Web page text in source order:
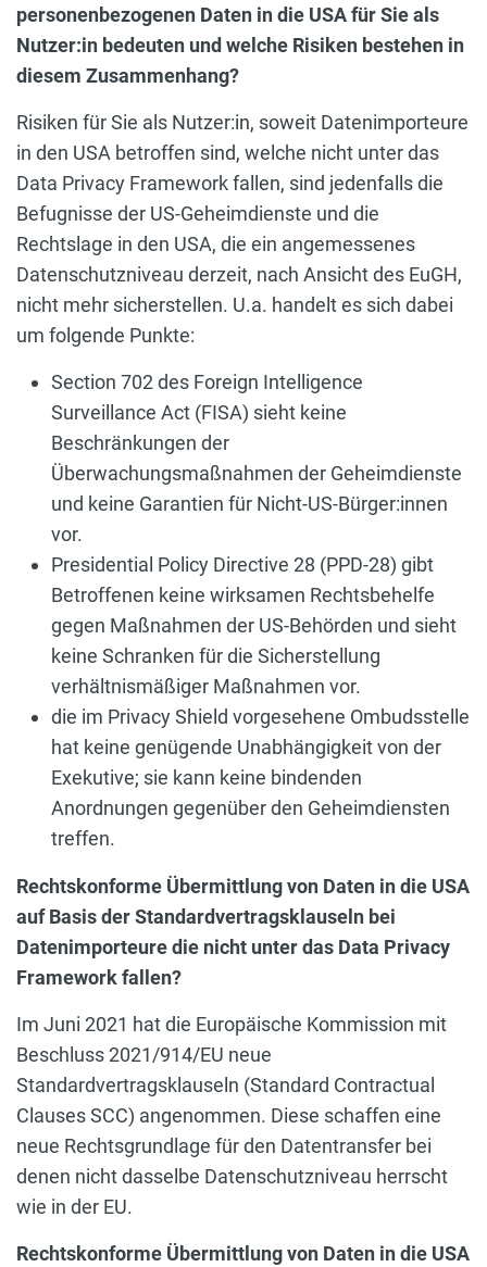
personenbezogenen Daten in die USA für Sie als
Nutzer:in bedeuten und welche Risiken bestehen in
diesem Zusammenhang?
Risiken für Sie als Nutzer:in, soweit Datenimporteure
in den USA betroffen sind, welche nicht unter das
Data Privacy Framework fallen, sind jedenfalls die
Befugnisse der US-Geheimdienste und die
Rechtslage in den USA, die ein angemessenes
Datenschutzniveau derzeit, nach Ansicht des EuGH,
nicht mehr sicherstellen. U.a. handelt es sich dabei
um folgende Punkte:
Section 702 des Foreign Intelligence
Surveillance Act (FISA) sieht keine
Beschränkungen der
Überwachungsmaßnahmen der Geheimdienste
und keine Garantien für Nicht-US-Bürger:innen
vor.
Presidential Policy Directive 28 (PPD-28) gibt
Betroffenen keine wirksamen Rechtsbehelfe
gegen Maßnahmen der US-Behörden und sieht
keine Schranken für die Sicherstellung
verhältnismäßiger Maßnahmen vor.
die im Privacy Shield vorgesehene Ombudsstelle
hat keine genügende Unabhängigkeit von der
Exekutive; sie kann keine bindenden
Anordnungen gegenüber den Geheimdiensten
treffen.
Rechtskonforme Übermittlung von Daten in die USA
auf Basis der Standardvertragsklauseln bei
Datenimporteure die nicht unter das Data Privacy
Framework fallen?
Im Juni 2021 hat die Europäische Kommission mit
Beschluss 2021/914/EU neue
Standardvertragsklauseln (Standard Contractual
Clauses SCC) angenommen. Diese schaffen eine
neue Rechtsgrundlage für den Datentransfer bei
denen nicht dasselbe Datenschutzniveau herrscht
wie in der EU.
Rechtskonforme Übermittlung von Daten in die USA